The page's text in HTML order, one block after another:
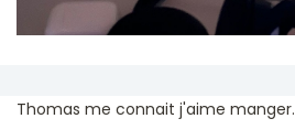
Thomas me connait j'aime manger.